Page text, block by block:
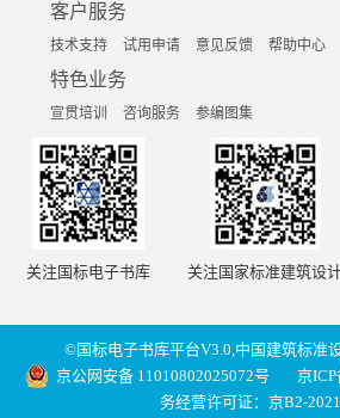
客户服务
技术支持 试用申请 意见反馈 帮助中心
特色业务
宣贯培训 咨询服务 参编图集
关注国标电子书库 关注国家标准建筑设
©国标电子书库平台V3.0,中国建筑标准
京公网安备 11010802025072号
京
务经营许可证：京B2-